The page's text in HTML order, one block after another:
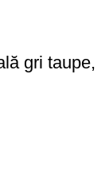
gri taupe,